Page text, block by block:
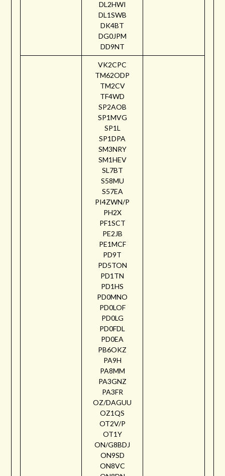
DL2HWI
DL1SWB
DK4BT
DG0JPM
DD9NT
VK2CPC
TM62ODP
TM2CV
TF4WD
SP2AOB
SP1MVG
SP1L
SP1DPA
SM3NRY
SM1HEV
SL7BT
S58MU
S57EA
PI4ZWN/P
PH2X
PF1SCT
PE2JB
PE1MCF
PD9T
PD5TON
PD1TN
PD1HS
PD0MNO
PD0LOF
PD0LG
PD0FDL
PD0EA
PB6OKZ
PA9H
PA8MM
PA3GNZ
PA3FR
OZ/DAGUU
OZ1QS
OT2V/P
OT1Y
ON/G8BDJ
ON9SD
ON8VC